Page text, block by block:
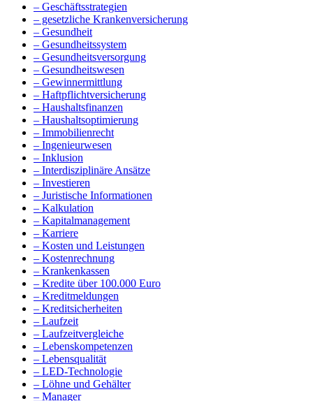
– Geschäftsstrategien
– gesetzliche Krankenversicherung
– Gesundheit
– Gesundheitssystem
– Gesundheitsversorgung
– Gesundheitswesen
– Gewinnermittlung
– Haftpflichtversicherung
– Haushaltsfinanzen
– Haushaltsoptimierung
– Immobilienrecht
– Ingenieurwesen
– Inklusion
– Interdisziplinäre Ansätze
– Investieren
– Juristische Informationen
– Kalkulation
– Kapitalmanagement
– Karriere
– Kosten und Leistungen
– Kostenrechnung
– Krankenkassen
– Kredite über 100.000 Euro
– Kreditmeldungen
– Kreditsicherheiten
– Laufzeit
– Laufzeitvergleiche
– Lebenskompetenzen
– Lebensqualität
– LED-Technologie
– Löhne und Gehälter
– Manager